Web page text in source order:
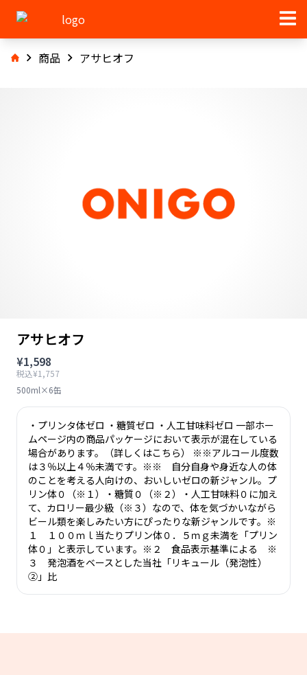
商品 アサヒオフ
アサヒオフ
¥1,598
税込¥1,757
500ml×6缶
・プリンタ体ゼロ ・糖質ゼロ ・人工甘味料ゼロ 一部ホー
ムページ内の商品パッケージにおいて表示が混在している
場合があります。（詳しくはこちら） ※※アルコール度数
は３％以上４％未満です。※※ 自分自身や身近な人の体
のことを考える人向けの、おいしいゼロの新ジャンル。プ
リン体０（※１）・糖質０（※２）・人工甘味料０に加え
て、カロリー最少級（※３）なので、体を気づかいながら
ビール類を楽しみたい方にぴったりな新ジャンルです。※
１ １００ｍｌ当たりプリン体０．５ｍｇ未満を「プリン
体０」と表示しています。※２ 食品表示基準による ※
３ 発泡酒をベースとした当社「リキュール（発泡性）
②」比